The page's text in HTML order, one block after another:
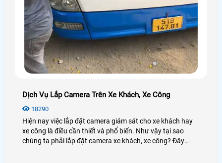
Dịch Vụ Lắp Camera Trên Xe Khách, Xe Công
18290
Hiện nay việc lắp đặt camera giám sát cho xe khách hay
xe công là điều cần thiết và phổ biến. Như vậy tại sao
chúng ta phải lắp đặt camera xe khách, xe công? Đây